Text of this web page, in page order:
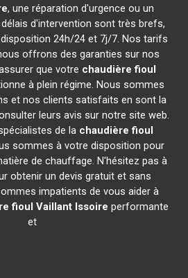
, une réparation d'urgence ou un
d'intervention sont très brefs,
24h/24 et 7j/7. Nos tarifs
offrons des garanties sur nos
que votre chaudière fioul
à plein régime. Nous sommes
et nos clients satisfaits en sont la
leurs avis sur notre site web.
de la chaudière fioul
sommes à votre disposition pour
de chauffage. N'hésitez pas à
obtenir un devis gratuit et sans
impatients de vous aider à
fioul Vaillant Issoire performante
et